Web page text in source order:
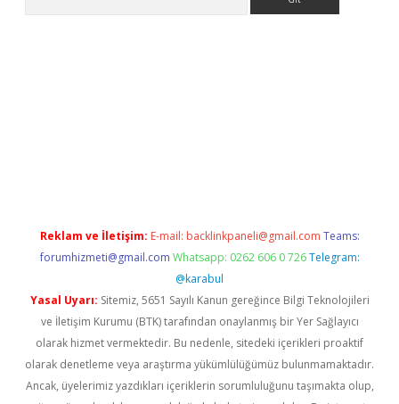
Reklam ve İletişim: E-mail: backlinkpaneli@gmail.com Teams:
forumhizmeti@gmail.com Whatsapp: 0262 606 0 726 Telegram:
@karabul
Yasal Uyarı: Sitemiz, 5651 Sayılı Kanun gereğince Bilgi Teknolojileri
ve İletişim Kurumu (BTK) tarafından onaylanmış bir Yer Sağlayıcı
olarak hizmet vermektedir. Bu nedenle, sitedeki içerikleri proaktif
olarak denetleme veya araştırma yükümlülüğümüz bulunmamaktadır.
Ancak, üyelerimiz yazdıkları içeriklerin sorumluluğunu taşımakta olup,